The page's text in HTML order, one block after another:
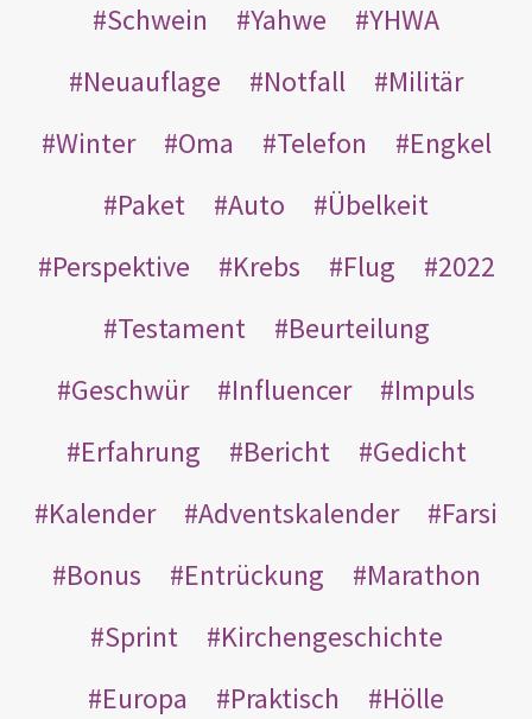
Schwein
Yahwe
YHWA
Neuauflage
Notfall
Militär
Winter
Oma Telefon
Engkel
Paket
Auto
Übelkeit
Perspektive
Krebs Flug
2022
Testament
Beurteilung
Geschwür
Influencer
Impuls
Erfahrung
Bericht
Gedicht
Kalender
Adventskalender
Farsi
Bonus
Entrückung
Marathon
Sprint
Kirchengeschichte
Europa
Praktisch
Hölle